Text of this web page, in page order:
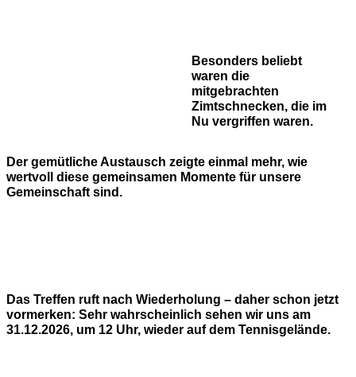
Besonders beliebt
waren die
mitgebrachten
Zimtschnecken, die im
Nu vergriffen waren.
Der gemütliche Austausch zeigte einmal mehr, wie
wertvoll diese gemeinsamen Momente für unsere
Gemeinschaft sind.
Das Treffen ruft nach Wiederholung – daher schon jetzt
vormerken: Sehr wahrscheinlich sehen wir uns am
31.12.2026, um 12 Uhr, wieder auf dem Tennisgelände.